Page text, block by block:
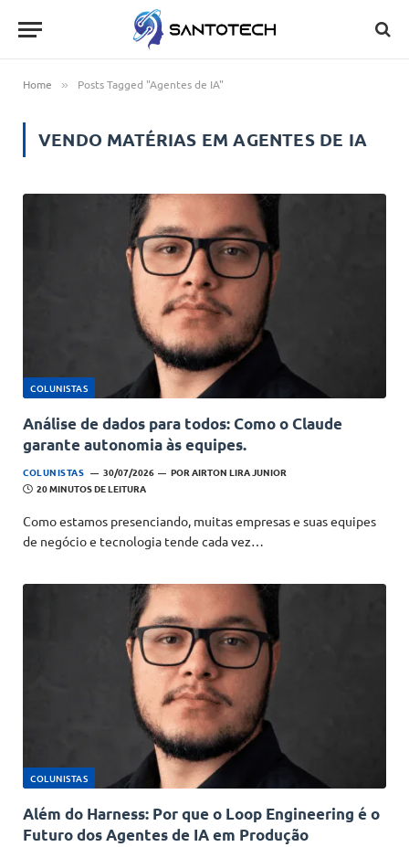
Home » Posts Tagged "Agentes de IA"
VENDO MATÉRIAS EMAGENTES DE IA
COLUNISTAS
Análise de dados para todos: Como o Claude
garante autonomia às equipes.
COLUNISTAS 30/07/2026 POR AIRTON LIRA JUNIOR
20 MINUTOS DE LEITURA
Como estamos presenciando, muitas empresas e suas equipes
de negócio e tecnologia tende cada vez…
COLUNISTAS
Além do Harness: Por que o Loop Engineering é o
Futuro dos Agentes de IA em Produção